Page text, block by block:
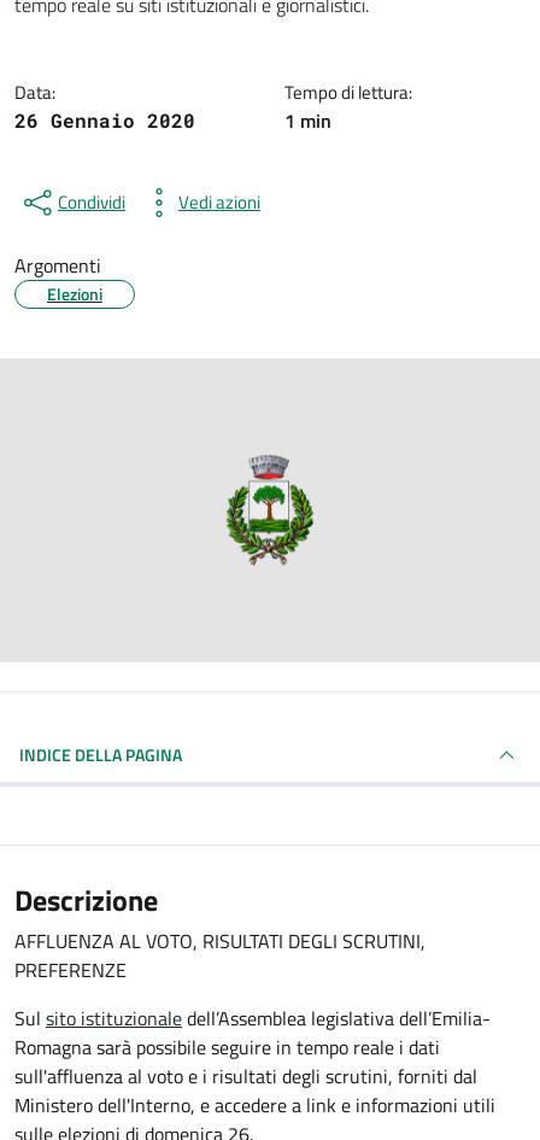
Data:
26 Gennaio 2020
Tempo di lettura:
1 min
Condividi Vedi azioni
Argomenti
Elezioni
INDICE DELLA PAGINA
Descrizione
AFFLUENZA AL VOTO, RISULTATI DEGLI SCRUTINI,
PREFERENZE
Sul sito istituzionaledell’Assemblea legislativa dell’Emilia-
Romagna sarà possibile seguire in tempo reale i dati
sull'affluenza al voto e i risultati degli scrutini, forniti dal
Ministero dell'Interno, e accedere a link e informazioni utili
sulle elezioni di domenica 26.